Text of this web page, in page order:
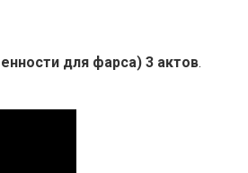
для фарса) 3 актов.